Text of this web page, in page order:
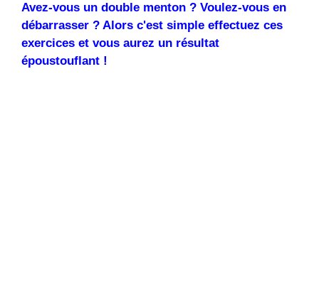
Avez-vous un double menton ? Voulez-vous en
débarrasser ? Alors c'est simple effectuez ces
exercices et vous aurez un résultat
époustouflant !